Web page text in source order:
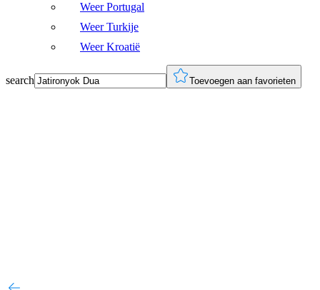
Weer Portugal
Weer Turkije
Weer Kroatië
search Toevoegen aan favorieten